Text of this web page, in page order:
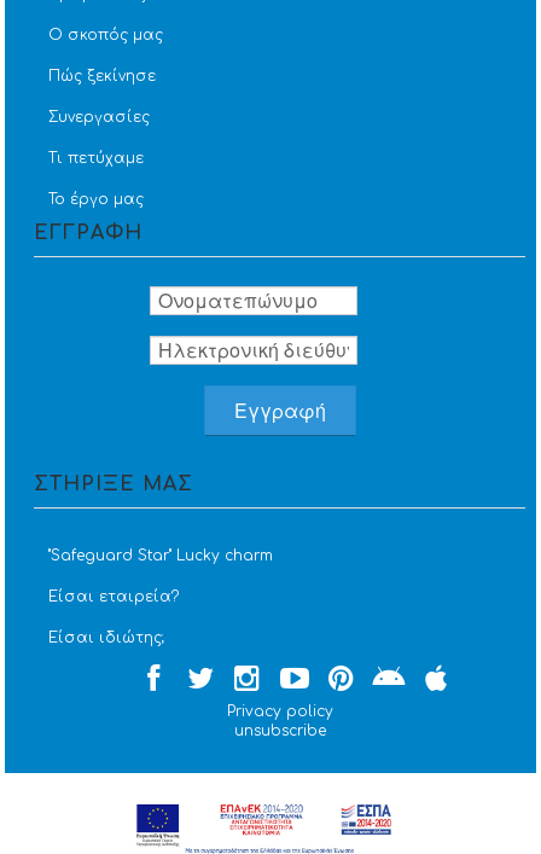
Ο σκοπός μας
Πώς ξεκίνησε
Συνεργασίες
Τι πετύχαμε
Το έργο μας
ΕΓΓΡΑΦΗ
ΣΤΗΡΙΞΕ ΜΑΣ
''Safeguard Star'' Lucky charm
Είσαι εταιρεία?
Είσαι ιδιώτης;
Privacy policy
unsubscribe